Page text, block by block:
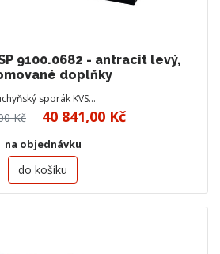
9100.0682 - antracit levý,
doplňky
sporák KVS…
Kč 40 841,00 Kč
na objednávku
do košíku